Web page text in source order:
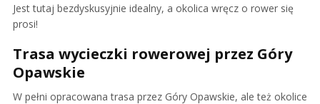
Jest tutaj bezdyskusyjnie idealny, a okolica wręcz o rower się
prosi!
Trasa wycieczki rowerowej przez Góry
Opawskie
W pełni opracowana trasa przez Góry Opawskie, ale też okolice